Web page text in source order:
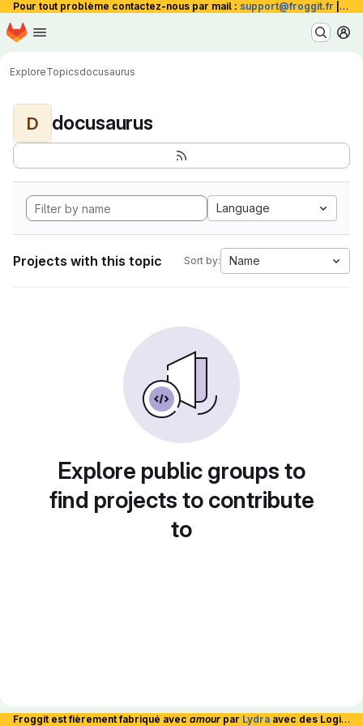
Pour tout problème contactez-nous par mail : support@froggit.fr La
Skip to main content
Homepage
ExploreTopicsdocusaurus
D docusaurus
Language
Projects with this topic Sort by: Name
Explore public groups to
find projects to contribute
to
Froggit est fièrement fabriqué avec amour par Lydra avec des Logiciels Libres et hébergé en